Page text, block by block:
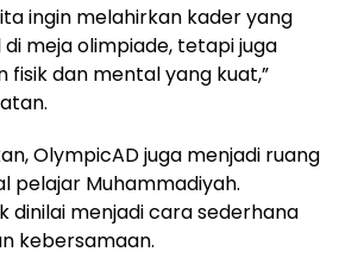
ingin melahirkan kader yang
meja olimpiade, tetapi juga
fisik dan mental yang kuat,”
OlympicAD juga menjadi ruang
pelajar Muhammadiyah.
dinilai menjadi cara sederhana
kebersamaan.